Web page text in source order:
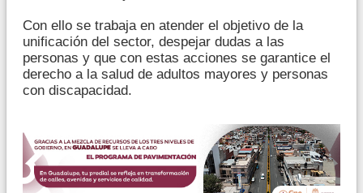
Con ello se trabaja en atender el objetivo de la
unificación del sector, despejar dudas a las
personas y que con estas acciones se garantice el
derecho a la salud de adultos mayores y personas
con discapacidad.